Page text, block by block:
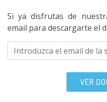
Si ya disfrutas de
email para descargarte el
VER